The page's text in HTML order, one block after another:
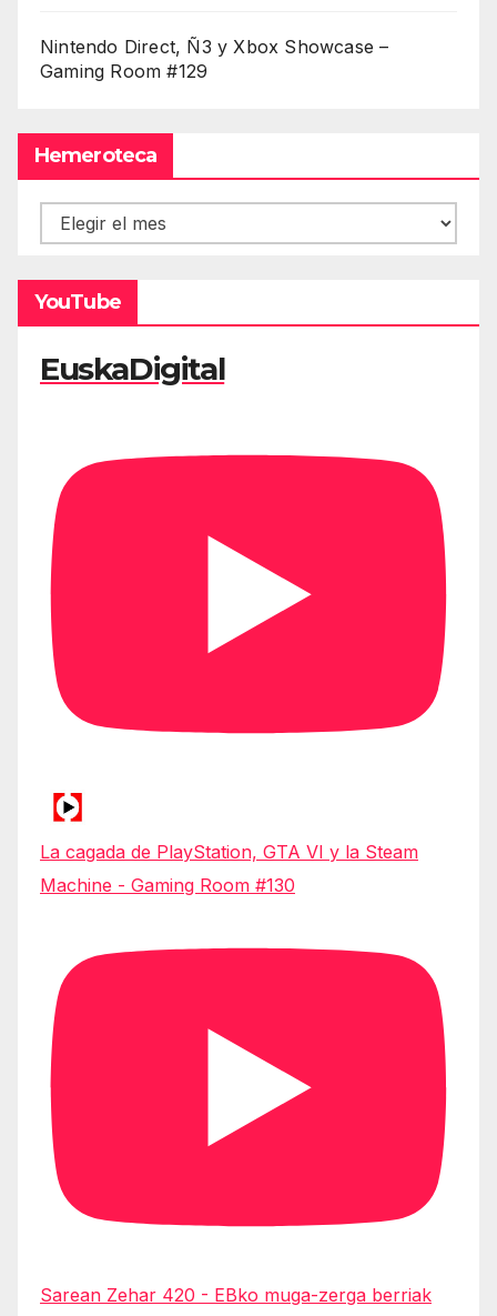
Nintendo Direct, Ñ3 y Xbox Showcase –
Gaming Room #129
Hemeroteca
Hemeroteca
YouTube
EuskaDigital
La cagada de PlayStation, GTA VI y la Steam
Machine - Gaming Room #130
Sarean Zehar 420 - EBko muga-zerga berriak